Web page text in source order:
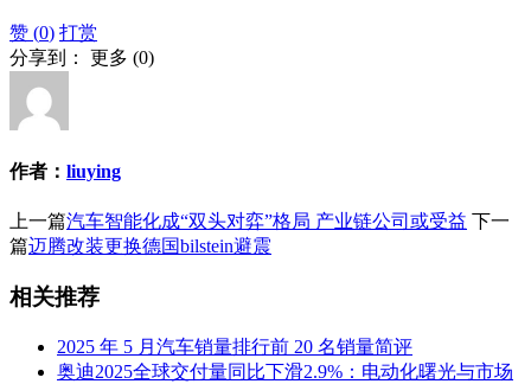
赞 (0) 打赏
分享到： 更多 (0)
作者： liuying
上一篇汽车智能化成“双头对弈”格局 产业链公司或受益 下一
篇迈腾改装更换德国bilstein避震
相关推荐
2025 年 5 月汽车销量排行前 20 名销量简评
奥迪2025全球交付量同比下滑2.9%：电动化曙光与市场